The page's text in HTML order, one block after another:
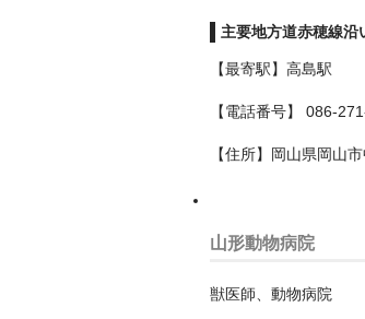
主要地方道赤穂線
【最寄駅】高島駅
【電話番号】 086-
【住所】岡山県岡山
山形動物病院
獣医師、動物病院